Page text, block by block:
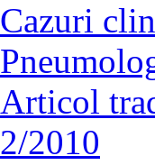
Cazuri
Articol
2/2010